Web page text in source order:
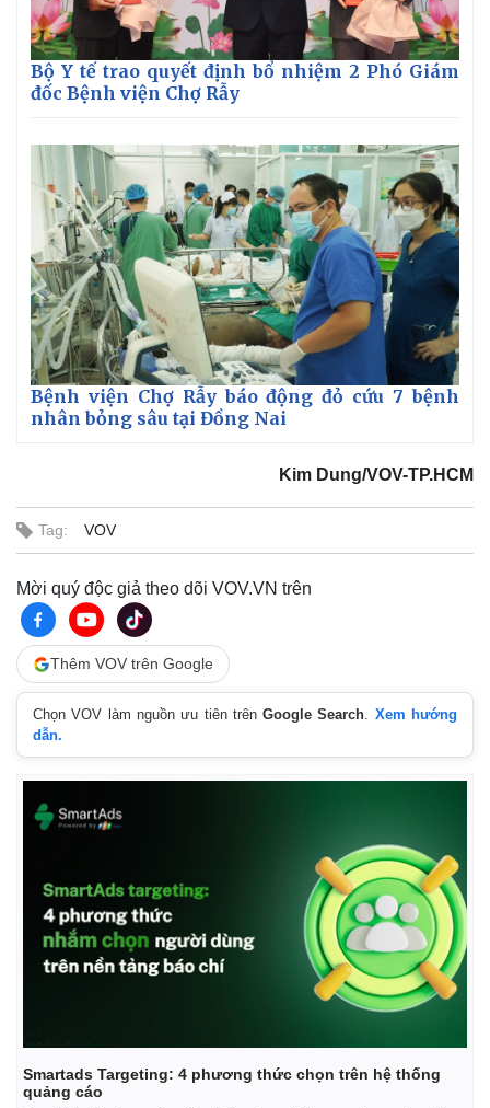
Bộ Y tế trao quyết định bổ nhiệm 2 Phó Giám
đốc Bệnh viện Chợ Rẫy
Bệnh viện Chợ Rẫy báo động đỏ cứu 7 bệnh
nhân bỏng sâu tại Đồng Nai
Kim Dung/VOV-TP.HCM
Tag: VOV
Mời quý độc giả theo dõi VOV.VN trên
Thêm VOV trên Google
Chọn VOV làm nguồn ưu tiên trênGoogle Search. Xem hướng
dẫn.
Smartads Targeting: 4 phương thức chọn trên hệ thống
quảng cáo